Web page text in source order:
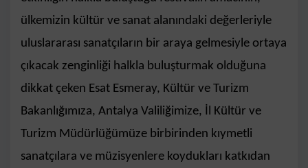
ülkemizin kültür ve sanat alanındaki değerleriyle
uluslararası sanatçıların bir araya gelmesiyle ortaya
çıkacak zenginliği halkla buluşturmak olduğuna
dikkat çeken Esat Esmeray, Kültür ve Turizm
Bakanlığımıza, Antalya Valiliğimize, İl Kültür ve
Turizm Müdürlüğümüze birbirinden kıymetli
sanatçılara ve müzisyenlere koydukları katkıdan